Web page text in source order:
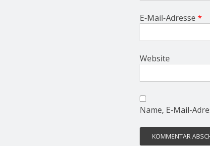
E-Mail-Adresse *
Website
Name, E-Mail-